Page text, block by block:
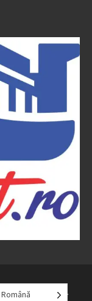
byThemezHut .
Română